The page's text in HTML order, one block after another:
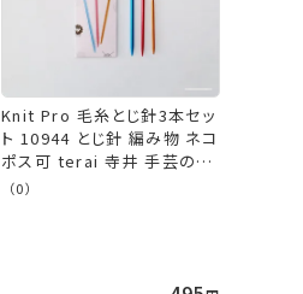
Knit Pro 毛糸とじ針3本セッ
ト 10944 とじ針 編み物 ネコ
ポス可 terai 寺井 手芸の山
久
（0）